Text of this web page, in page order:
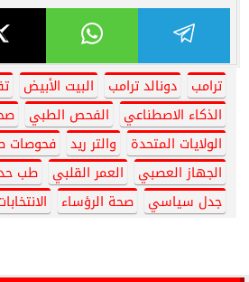
ترامب دونالد ترامب البيت الأبيض
الذكاء الاصطناعي
الفحص الطبي
الولايات المتحدة
والتر ريد فحوصات
الجهاز العصبي
العمر القلبي طب
جدل سياسي
صحة الرؤساء